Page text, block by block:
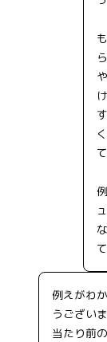
例えがわ
うござい
当たり前